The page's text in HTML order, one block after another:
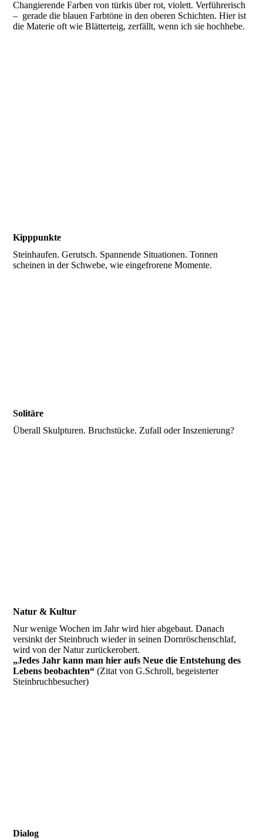
Changierende Farben von türkis über rot, violett. Verführerisch
– gerade die blauen Farbtöne in den oberen Schichten. Hier ist
die Materie oft wie Blätterteig, zerfällt, wenn ich sie hochhebe.
Kipppunkte
Steinhaufen. Gerutsch. Spannende Situationen. Tonnen
scheinen in der Schwebe, wie eingefrorene Momente.
Solitäre
Überall Skulpturen. Bruchstücke. Zufall oder Inszenierung?
Natur & Kultur
Nur wenige Wochen im Jahr wird hier abgebaut. Danach
versinkt der Steinbruch wieder in seinen Dornröschenschlaf,
wird von der Natur zurückerobert.
„Jedes Jahr kann man hier aufs Neue die Entstehung des
Lebens beobachten“ (Zitat von G.Schroll, begeisterter
Steinbruchbesucher)
Dialog